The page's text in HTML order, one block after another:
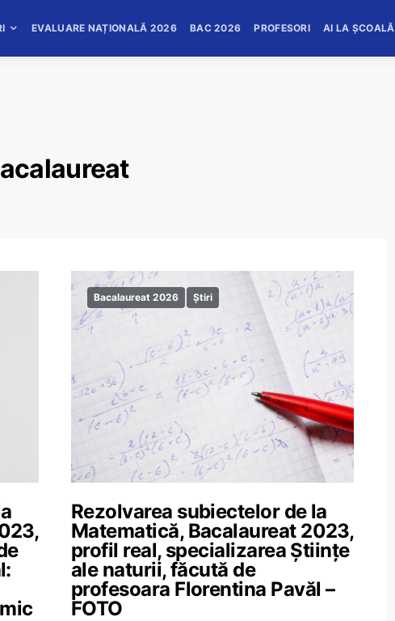
EVALUARE NAȚIONALĂ 2026 BAC 2026 PROFESORI AI LA ȘCOALĂ
Bacalaureat 2026 Știri
Rezolvarea subiectelor de la
Matematică, Bacalaureat 2023,
profil real, specializarea Științe
ale naturii, făcută de
profesoara Florentina Pavăl –
FOTO